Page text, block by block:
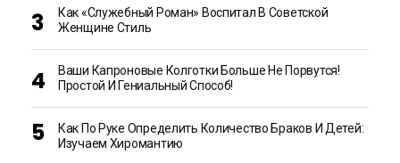
Как «Служебный Роман» Воспитал В Советской
Женщине Стиль
Ваши Капроновые Колготки Больше Не Порвутся!
Простой И Гениальный Способ!
Как По Руке Определить Количество Браков И Детей:
Изучаем Хиромантию